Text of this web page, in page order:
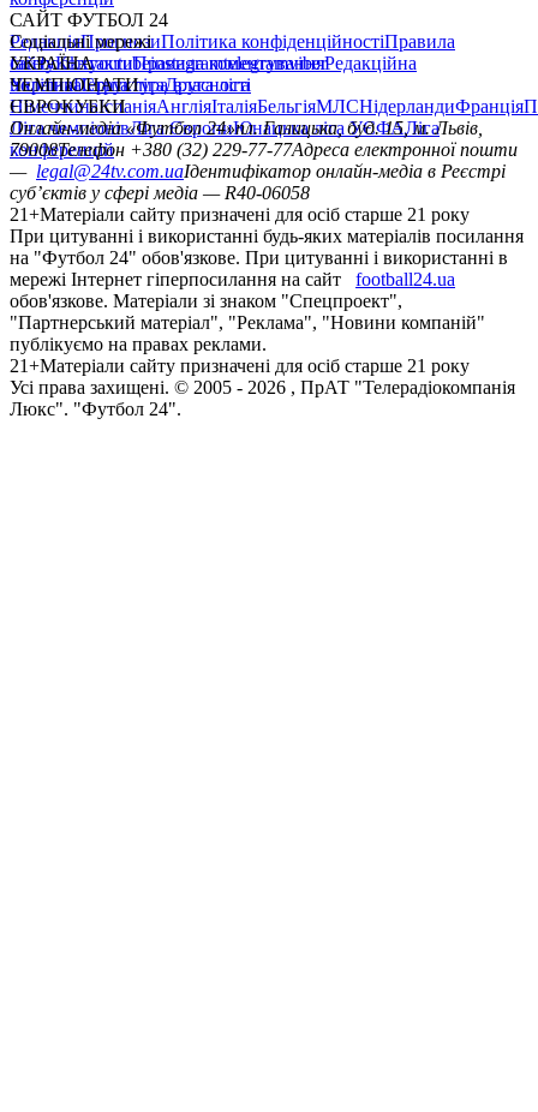
САЙТ ФУТБОЛ 24
РедакціяПрогнозиПолітика конфіденційностіПравила
сайтуКонтактиПравила коментуванняРедакційна
політикаСтруктура власності
Соціальні мережі
facebookxyoutubeinstagramtelegramviber
УКРАЇНА
УкраїнаПерша лігаДруга ліга
ЧЕМПІОНАТИ
НімеччинаІспаніяАнгліяІталіяБельгіяМЛСНідерландиФранція
ЄВРОКУБКИ
Ліга чемпіонівЛіга ЄвропиЮнацька ліга УЄФАЛіга
конференцій
Онлайн-медіа «Футбол 24»пл. Галицька, буд. 15, м. Львів,
79008Телефон +380 (32) 229-77-77Адреса електронної пошти
— legal@24tv.com.uaІдентифікатор онлайн-медіа в Реєстрі
суб’єктів у сфері медіа — R40-06058
21+Матеріали сайту призначені для осіб старше 21 року
При цитуванні і використанні будь-яких матеріалів посилання
на "Футбол 24" обов'язкове. При цитуванні і використанні в
мережі Інтернет гіперпосилання на сайт
football24.ua
обов'язкове. Матеріали зі знаком "Спецпроект",
"Партнерський матеріал", "Реклама", "Новини компаній"
публікуємо на правах реклами.
21+Матеріали сайту призначені для осіб старше 21 року
Усi права захищенi. © 2005 - 2026 , ПрАТ "Телерадіокомпанія
Люкс". "Футбол 24".